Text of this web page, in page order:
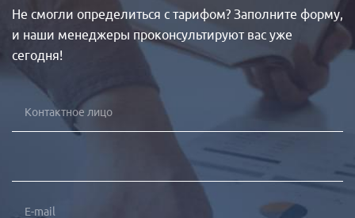
Не смогли определиться с тарифом? Заполните форму,
и наши менеджеры проконсультируют вас уже
сегодня!